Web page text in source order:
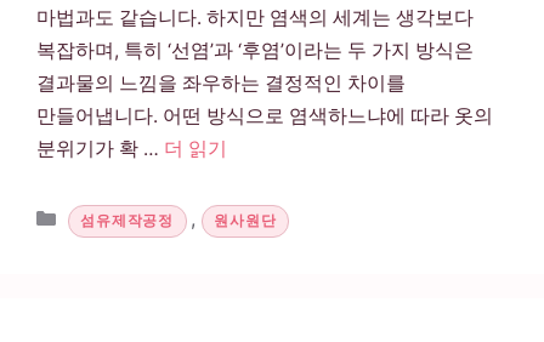
마법과도 같습니다. 하지만 염색의 세계는 생각보다
복잡하며, 특히 ‘선염’과 ‘후염’이라는 두 가지 방식은
결과물의 느낌을 좌우하는 결정적인 차이를
만들어냅니다. 어떤 방식으로 염색하느냐에 따라 옷의
분위기가 확 … 더 읽기
카테고리
섬유제작공정 , 원사원단